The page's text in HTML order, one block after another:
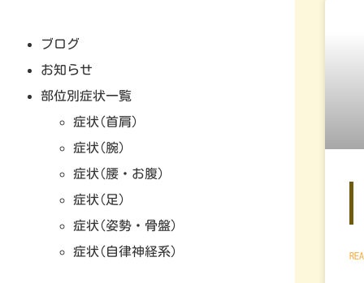
ブログ
お知らせ
部位別症状一覧
症状(首肩)
症状(腕)
症状(腰・お腹)
症状(足)
症状(姿勢・骨盤)
症状(自律神経系)